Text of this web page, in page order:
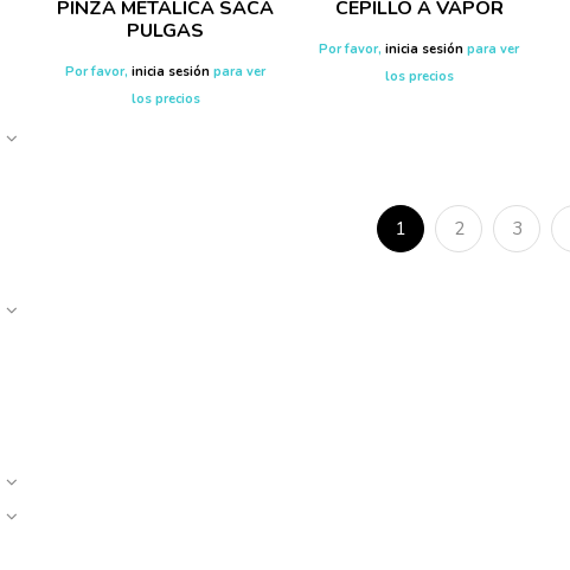
PINZA METALICA SACA
PULGAS
Por favor,inicia sesión para ver
los precios
CEPILLO A VAPOR
Por favor,inicia sesión para ver
los precios
1 2 3